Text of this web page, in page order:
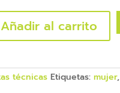
Añadir al carrito
técnicas Etiquetas: mujer,